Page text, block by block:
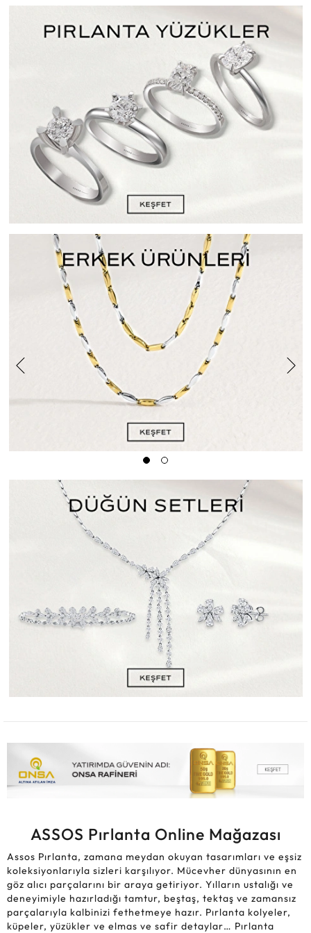
ASSOS Pırlanta Online Mağazası
Assos Pırlanta, zamana meydan okuyan tasarımları ve eşsiz
koleksiyonlarıyla sizleri karşılıyor. Mücevher dünyasının en
göz alıcı parçalarını bir araya getiriyor. Yılların ustalığı ve
deneyimiyle hazırladığı tamtur, beştaş, tektaş ve zamansız
parçalarıyla kalbinizi fethetmeye hazır. Pırlanta kolyeler,
küpeler, yüzükler ve elmas ve safir detaylar… Pırlanta